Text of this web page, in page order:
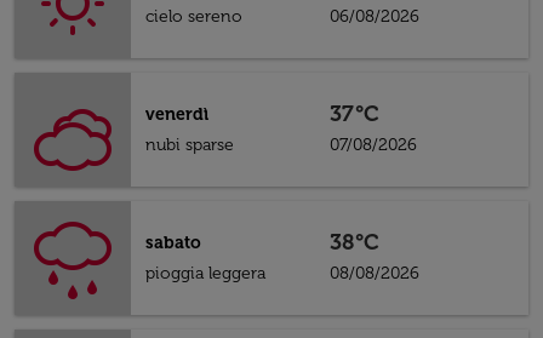
cielo sereno
06/08/2026
venerdì
nubi sparse
37°C
07/08/2026
sabato
pioggia leggera
38°C
08/08/2026